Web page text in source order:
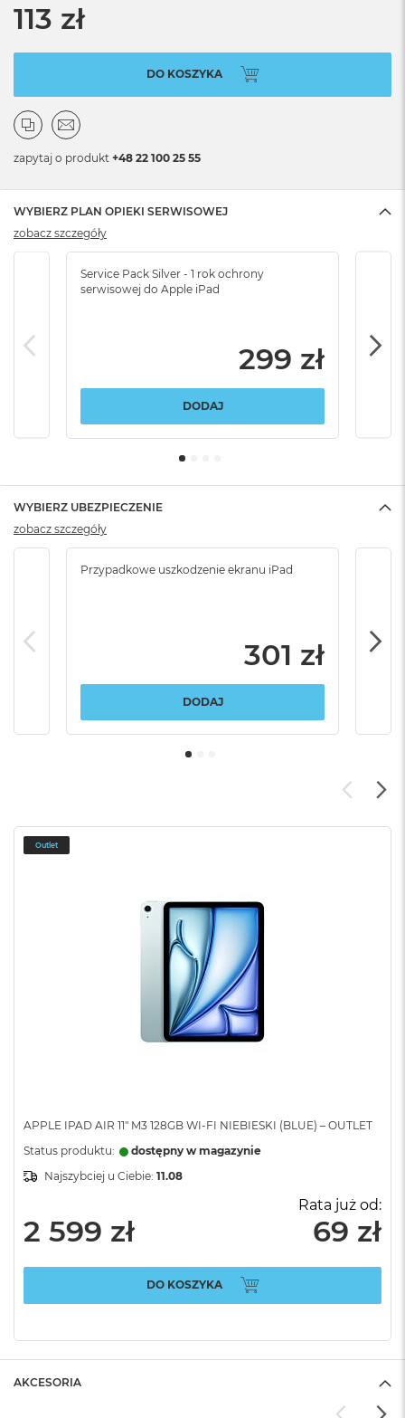
113 zł
DO KOSZYKA
zapytaj o produkt +48 22 100 25 55
WYBIERZ PLAN OPIEKI SERWISOWEJ
Service Pack Silver - 1 rok ochrony
serwisowej do Apple iPad
299 zł
DODAJ
zobacz szczegóły
WYBIERZ UBEZPIECZENIE
Przypadkowe uszkodzenie ekranu iPad
301 zł
DODAJ
zobacz szczegóły
Outlet
APPLE IPAD AIR 11" M3 128GB WI-FI NIEBIESKI (BLUE) – OUTLET
Status produktu:
dostępny w magazynie
Najszybciej u Ciebie: 11.08
2 599 zł
Rata już od:
69 zł
DO KOSZYKA
AKCESORIA